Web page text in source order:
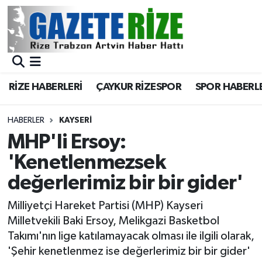
RİZE HABERLERİ ÇAYKUR RİZESPOR SPOR
HABERLER KAYSERI
MHP'li Ersoy:
'Kenetlenmezsek
değerlerimiz bir bir gider'
Milliyetçi Hareket Partisi (MHP) Kayseri
Milletvekili Baki Ersoy, Melikgazi Basketbol
Takımı'nın lige katılamayacak olması ile ilgili olarak,
'Şehir kenetlenmez ise değerlerimiz bir bir gider'
BÖLGEMİZ
Asayiş
Rize Jandarma Komutanlığı
Bilim Teknoloji
Bölge
Advertising news
Canlı Maç
Merkez Nöbetçi Eczaneler
Merkez Trafik Yoğunluk Haritası
Süper Lig Puan Durumu ve Fikstür
Tüm Manşetler
Son Dakika Haberleri
Haber Arşivi